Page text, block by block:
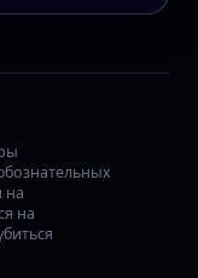
на
на